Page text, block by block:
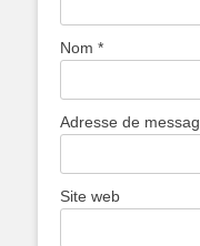
Nom *
Adresse de
Site web